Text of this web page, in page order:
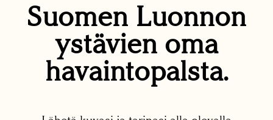
Suomen Luonnon
ystävien oma
havaintopalsta.